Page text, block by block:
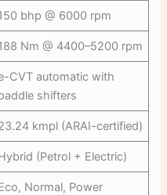
bhp @ 6000 rpm
Nm @ 4400–5200 rpm
CVT automatic with
shifters
kmpl (ARAI-certified)
(Petrol + Electric)
Normal, Power